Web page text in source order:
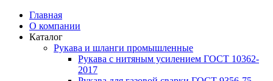
Главная
О компании
Каталог
Рукава и шланги промышленные
Рукава с нитяным усилением ГОСТ 10362-
2017